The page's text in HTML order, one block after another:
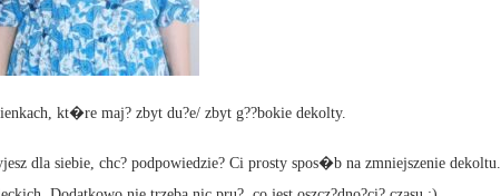
kt�re maj? zbyt du?e/ zbyt g??bokie dekolty.
dla siebie, chc? podpowiedzie? Ci prosty spos�b na zmniejszenie dekoltu.